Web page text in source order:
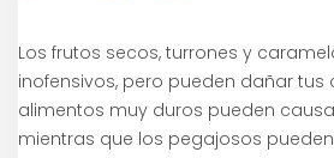
Los frutos secos, turrones y
inofensivos, pero pueden dañar tus
alimentos muy duros pueden
mientras que los pegajosos